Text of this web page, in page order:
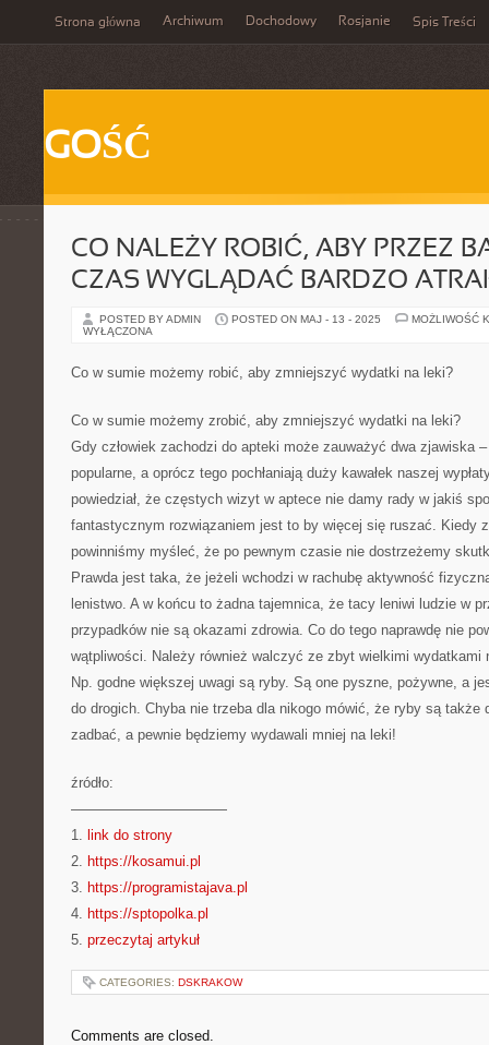
Strona główna Archiwum Dochodowy Rosjanie Spis Treści
GOŚĆ
CO NALEŻY ROBIĆ, ABY PRZEZ
CZAS WYGLĄDAĆ BARDZO
POSTED BY ADMIN POSTED ON MAJ - 13 - 2025
MOŻLIWOŚĆ
WYŁĄCZONA
Co w sumie możemy robić, aby zmniejszyć wydatki na leki?
Co w sumie możemy zrobić, aby zmniejszyć wydatki na leki?
Gdy człowiek zachodzi do apteki może zauważyć dwa zjawiska
popularne, a oprócz tego pochłaniają duży kawałek naszej
powiedział, że częstych wizyt w aptece nie damy rady w jakiś
fantastycznym rozwiązaniem jest to by więcej się ruszać. Kiedy
powinniśmy myśleć, że po pewnym czasie nie dostrzeżemy
Prawda jest taka, że jeżeli wchodzi w rachubę aktywność
lenistwo. A w końcu to żadna tajemnica, że tacy leniwi ludzie w
przypadków nie są okazami zdrowia. Co do tego naprawdę nie
wątpliwości. Należy również walczyć ze zbyt wielkimi wydatkami
Np. godne większej uwagi są ryby. Są one pyszne, pożywne, a
do drogich. Chyba nie trzeba dla nikogo mówić, że ryby są także
zadbać, a pewnie będziemy wydawali mniej na leki!
źródło:
———————————
1. link do strony
2. https://kosamui.pl
3. https://programistajava.pl
4. https://sptopolka.pl
5. przeczytaj artykuł
CATEGORIES: DSKRAKOW
Comments are closed.